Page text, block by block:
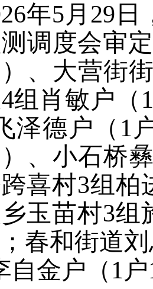
年5 月 29 日
调度会审
、 大营街
4组肖敏户（ 1
泽德户（ 1
、小石桥
喜村3组柏
玉苗村3组
春和街道
自金户（1 户